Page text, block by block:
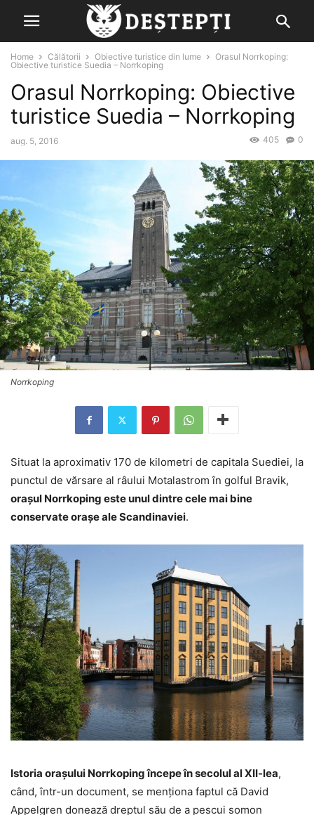
Home Călătorii Obiective turistice din lume
Orasul Norrkoping:
Obiective turistice Suedia – Norrkoping
Orasul Norrkoping: Obiective
turistice Suedia – Norrkoping
aug. 5, 2016 0
405
Norrkoping
Situat la aproximativ 170 de kilometri de capitala Suediei, la
punctul de vărsare al râului Motalastrom în golful Bravik,
orașul Norrkoping este unul dintre cele mai bine
conservate orașe ale Scandinaviei.
Istoria orașului Norrkoping începe în secolul al XII-lea,
când, într-un document, se menționa faptul că David
Appelgren donează dreptul său de a pescui somon